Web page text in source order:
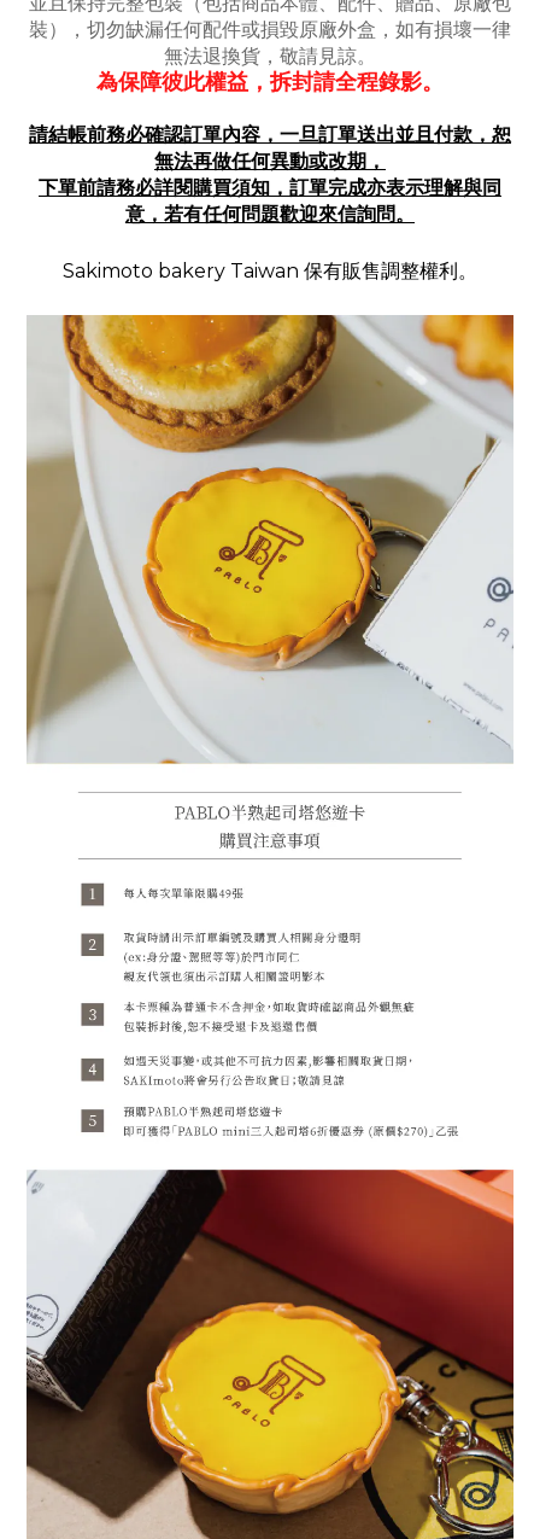
裝）
，切勿缺漏任何配件或損毀原廠外盒，如有損壞一律
無法退換貨，敬請見諒。
為保障彼此權益，拆封請全程錄影。
請結帳前務必確認訂單內容，一旦訂單送出並且付款，恕
無法再做任何異動或改期，
下單前請務必詳閱購買須知，訂單完成亦表示理解與同
意，若有任何問題歡迎來信詢問。
Sakimoto bakery Taiwan 保有販售調整權利。